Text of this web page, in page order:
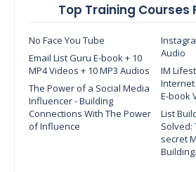
Top Training Courses
No Face You Tube
Audio
Email List Guru E-book + 10
MP4 Videos + 10 MP3 Audios
IM
E-book
The Power of a Social Media
Influencer - Building
Connections With The Power
of Influence
List
Solved:
secret
Building.